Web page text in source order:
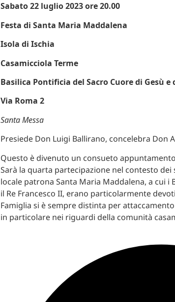
Sabato 22 luglio 2023 ore 20.00
Festa di Santa Maria Maddalena
Isola di Ischia
Casamicciola Terme
Basilica Pontificia del Sacro Cuore di Gesù
Via Roma 2
Santa Messa
Presiede Don Luigi Ballirano, concelebra Don
Questo è divenuto un consueto
Sarà la quarta partecipazione nel contesto
locale patrona Santa Maria Maddalena, a cui
il Re Francesco II, erano particolarmente
Famiglia si è sempre distinta per
in particolare nei riguardi della comunità